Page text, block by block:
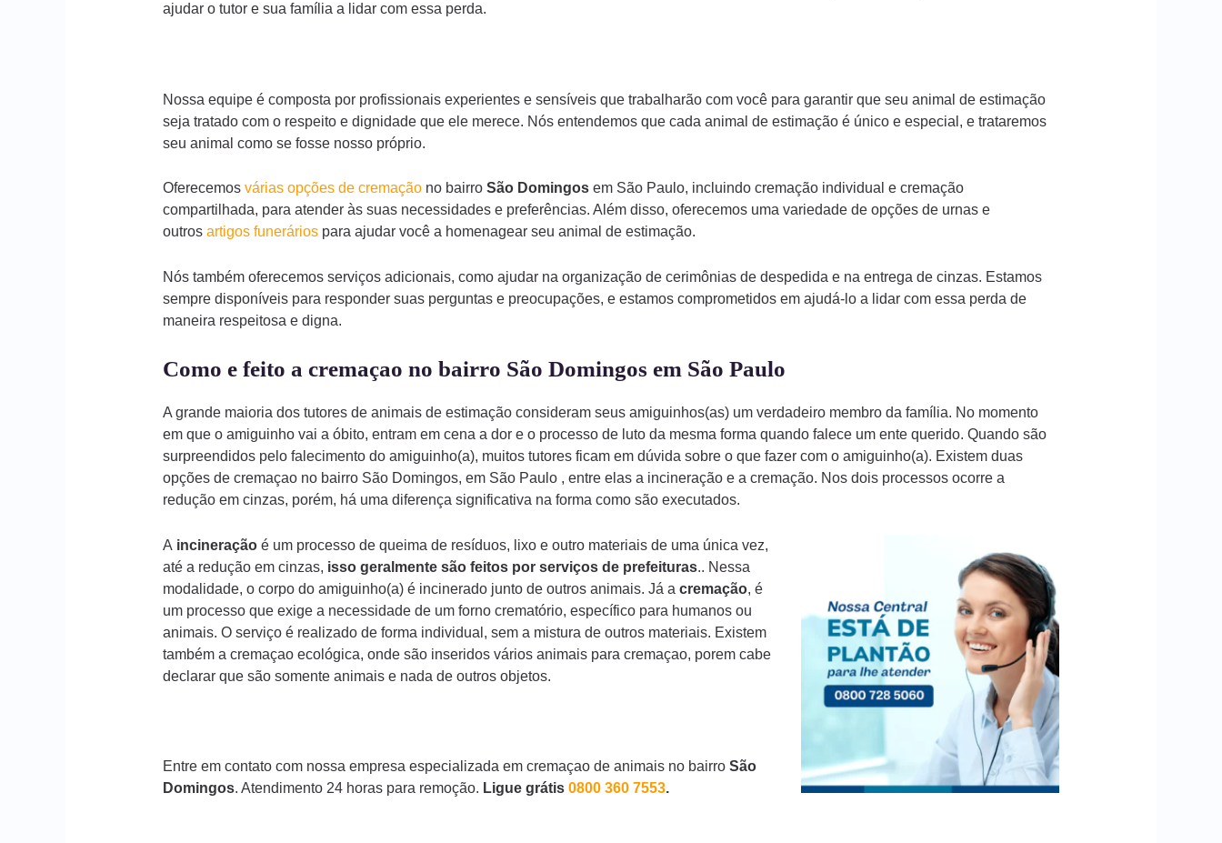
ajudar o tutor e sua família a lidar com essa perda.
Nossa equipe é composta por profissionais experientes e sensíveis que trabalharão com você para garantir que seu animal de estimação
seja tratado com o respeito e dignidade que ele merece. Nós entendemos que cada animal de estimação é único e especial, e trataremos
seu animal como se fosse nosso próprio.
Oferecemos várias opções de cremaçãono bairro São Domingosem São Paulo, incluindo cremação individual e cremação
compartilhada, para atender às suas necessidades e preferências. Além disso, oferecemos uma variedade de opções de urnas e
outros artigos funeráriospara ajudar você a homenagear seu animal de estimação.
Nós também oferecemos serviços adicionais, como ajudar na organização de cerimônias de despedida e na entrega de cinzas. Estamos
sempre disponíveis para responder suas perguntas e preocupações, e estamos comprometidos em ajudá-lo a lidar com essa perda de
maneira respeitosa e digna.
Como e feito a cremaçao no bairro São Domingos em São Paulo
A grande maioria dos tutores de animais de estimação consideram seus amiguinhos(as) um verdadeiro membro da família. No momento
em que o amiguinho vai a óbito, entram em cena a dor e o processo de luto da mesma forma quando falece um ente querido. Quando são
surpreendidos pelo falecimento do amiguinho(a), muitos tutores ficam em dúvida sobre o que fazer com o amiguinho(a). Existem duas
opções de cremaçao no bairro São Domingos, em São Paulo , entre elas a incineração e a cremação. Nos dois processos ocorre a
redução em cinzas, porém, há uma diferença significativa na forma como são executados.
A incineraçãoé um processo de queima de resíduos, lixo e outro materiais de uma única vez,
até a redução em cinzas, isso geralmente são feitos por serviços de prefeituras.. Nessa
modalidade, o corpo do amiguinho(a) é incinerado junto de outros animais. Já a cremação, é
um processo que exige a necessidade de um forno crematório, específico para humanos ou
animais. O serviço é realizado de forma individual, sem a mistura de outros materiais. Existem
também a cremaçao ecológica, onde são inseridos vários animais para cremaçao, porem cabe
declarar que são somente animais e nada de outros objetos.
Entre em contato com nossa empresa especializada em cremaçao de animais no bairro São
Domingos. Atendimento 24 horas para remoção. Ligue grátis 0800 360 7553.